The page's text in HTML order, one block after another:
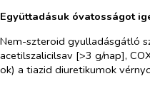
Együttadásuk óvatosságot
Nem-szteroid gyulladásgátló
acetilszalicilsav [>3 g/nap],
ok) a tiazid diuretikumok